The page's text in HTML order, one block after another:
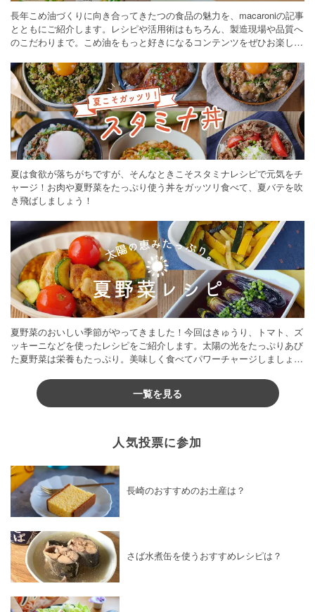
長年こめ油づくりに向き合ってきたつの食品の魅力を、macaroniの記事
とともにご紹介します。レシピや活用術はもちろん、製造現場や品質へ
のこだわりまで。こめ油をもっと好きになるコンテンツをぜひお楽しみ
夏は食欲が落ちがちですが、そんなときこそスタミナレシピで元気をチ
ャージ！お肉や夏野菜をたっぷり使う丼をガッツリ食べて、夏バテを吹
き飛ばしましょう！
夏野菜のおいしい季節がやってきました！今回はきゅうり、トマト、ズ
ッキーニなどを使ったレシピをご紹介します。太陽の光をたっぷりあび
た夏野菜は栄養もたっぷり。美味しく食べてパワーチャージしましょう
一覧を見る
人気投票に参加
長崎のおすすめのお土産は？
さば水煮缶を使うおすすめレシピは？